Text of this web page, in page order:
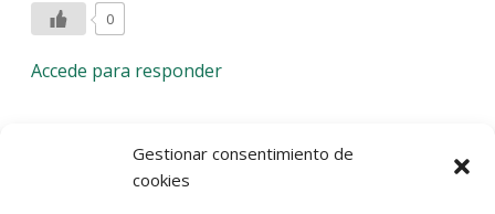
Gestionar consentimiento de
cookies
0
Accede para responder
Deja una respuesta